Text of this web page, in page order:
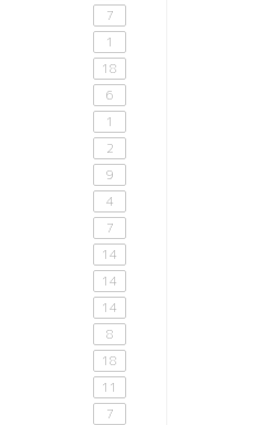
7
1
18
6
1
2
9
4
7
14
14
14
8
18
11
7